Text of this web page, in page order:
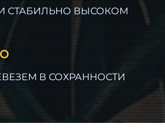
СТАБИЛЬНО ВЫСОКОМ
В СОХРАННОСТИ